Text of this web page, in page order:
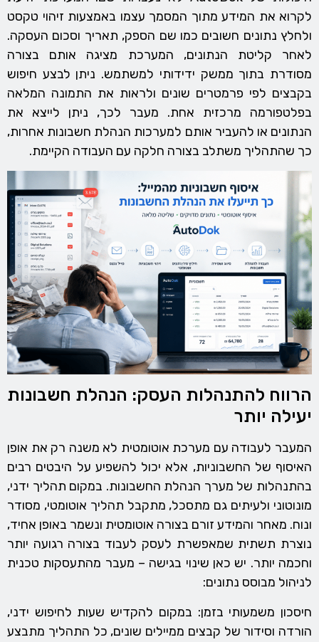
לקרוא את המידע מתוך המסמך עצמו באמצעות זיהוי טקסט
ולחלץ נתונים חשובים כמו שם הספק, תאריך וסכום העסקה.
לאחר קליטת הנתונים, המערכת מציגה אותם בצורה
מסודרת בתוך ממשק ידידותי למשתמש. ניתן לבצע חיפוש
בקבצים לפי פרמטרים שונים ולראות את התמונה המלאה
בפלטפורמה מרכזית אחת. מעבר לכך, ניתן לייצא את
הנתונים או להעביר אותם למערכות הנהלת חשבונות אחרות,
כך שהתהליך משתלב בצורה חלקה עם העבודה הקיימת.
הרווח להתנהלות העסק: הנהלת חשבונות
יעילה יותר
המעבר לעבודה עם מערכת אוטומטית לא משנה רק את אופן
האיסוף של החשבוניות, אלא יכול להשפיע על היבטים רבים
בהתנהלות של מערך הנהלת החשבונות. במקום תהליך ידני,
מונוטוני ולעיתים גם מתסכל, מתקבל תהליך אוטומטי, מסודר
ונוח. מאחר והמידע זורם בצורה אוטומטית ונשמר באופן אחיד,
נוצרת תשתית שמאפשרת לעסק לעבוד בצורה רגועה יותר
וחכמה יותר. יש כאן שינוי בגישה – מעבר מהתעסקות טכנית
לניהול מבוסס נתונים:
חיסכון משמעותי בזמן: במקום להקדיש שעות לחיפוש ידני,
הורדה וסידור של קבצים ממיילים שונים, כל התהליך מתבצע